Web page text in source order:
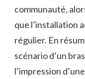
communauté,
que l’installation
régulier. En
scénario d’un
l’impression